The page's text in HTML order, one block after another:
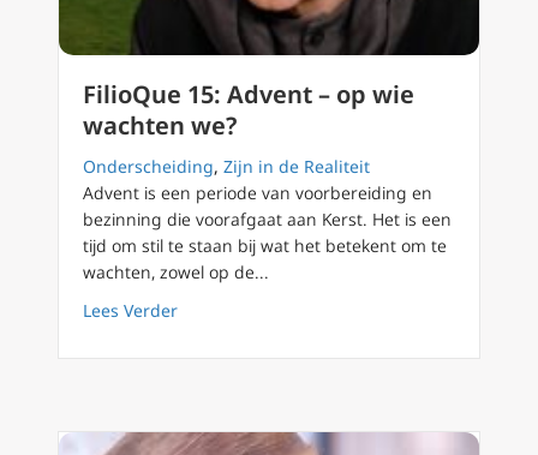
FilioQue 15: Advent – op wie
wachten we?
Onderscheiding, Zijn in de Realiteit
Advent is een periode van voorbereiding en
bezinning die voorafgaat aan Kerst. Het is een
tijd om stil te staan bij wat het betekent om te
wachten, zowel op de...
Lees Verderabout FilioQue 15: Advent – op wie wachten